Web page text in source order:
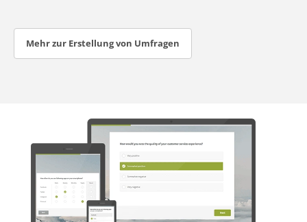
Mehr zur Erstellung von Umfragen